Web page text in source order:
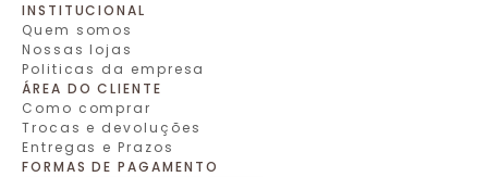
INSTITUCIONAL
Quem somos
Nossas lojas
Politicas da empresa
ÁREA DO CLIENTE
Como comprar
Trocas e devoluções
Entregas e Prazos
FORMAS DE PAGAMENTO